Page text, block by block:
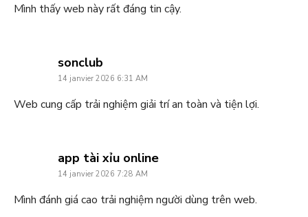
Mình thấy web này rất đáng tin cậy.
sonclub
14 janvier 2026 6:31 AM
Web cung cấp trải nghiệm giải trí an toàn và tiện lợi.
app tài xỉu onlinesays:
14 janvier 2026 7:28 AM
Mình đánh giá cao trải nghiệm người dùng trên web.